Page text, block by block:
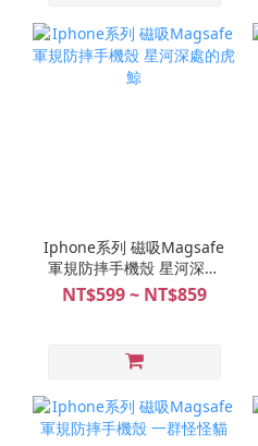
Iphone系列 磁吸Magsafe
軍規防摔手機殼 星河深處
的虎鯨
NT$599 ~ NT$859